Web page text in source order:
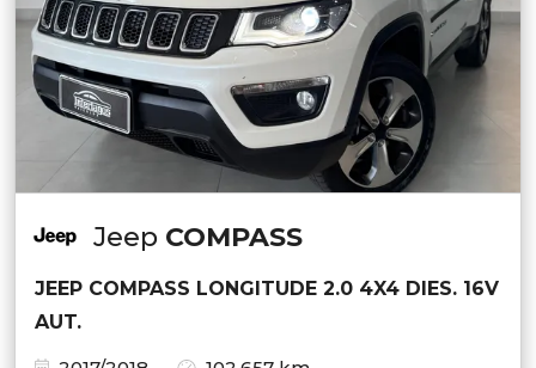
Jeep COMPASS
JEEP COMPASS LONGITUDE 2.0 4X4 DIES. 16V
AUT.